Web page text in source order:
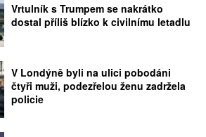
Vrtulník s Trumpem se nakrátko
dostal příliš blízko k civilnímu letadlu
V Londýně byli na ulici pobodáni
čtyři muži, podezřelou ženu zadržela
policie